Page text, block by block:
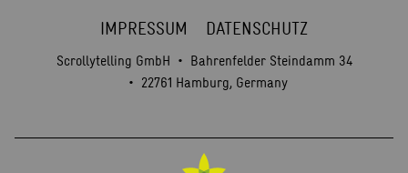
IMPRESSUM DATENSCHUTZ
Scrollytelling GmbH
Bahrenfelder Steindamm 34
22761 Hamburg, Germany